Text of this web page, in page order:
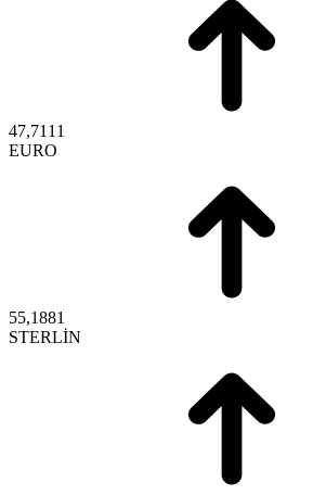
47,7111
EURO
55,1881
STERLİN